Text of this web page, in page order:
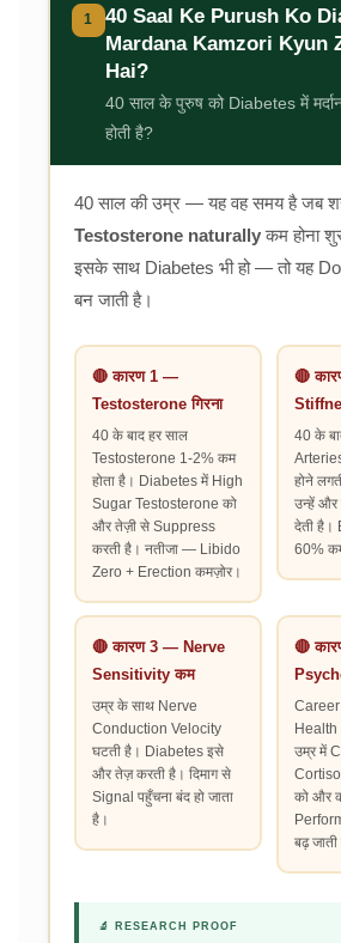
1
40 Saal Ke Purush Ko
Mardana Kamzori Kyun
Hai?
40 साल के पुरुष को Diabetes में
होती है?
40 साल की उम्र — यह वह समय है जब
Testosterone naturallyकम होना
इसके साथ Diabetes भी हो — तो यह
बन जाती है।
🔴 कारण 1 —
Testosterone गिरना
40 के बाद हर साल
Testosterone 1-2% कम
होता है। Diabetes में High
Sugar Testosterone को
और तेज़ी से Suppress
करती है। नतीजा — Libido
Zero + Erection कमज़ोर।
🔴
40 के
होने
उन्हें और
देती है।
60%
🔴 कारण 3 — Nerve
Sensitivity कम
उम्र के साथ Nerve
Conduction Velocity
घटती है। Diabetes इसे
और तेज़ करती है। दिमाग से
Signal पहुँचना बंद हो जाता
है।
🔴
उम्र में
को और
बढ़ जाती
🔬 RESEARCH PROOF